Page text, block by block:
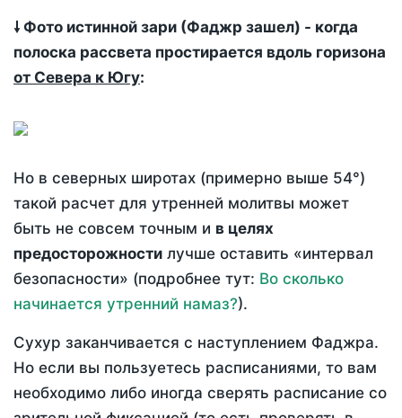
🠗 Фото истинной зари (Фаджр зашел) - когда
полоска рассвета простирается вдоль горизона
от Севера к Югу:
Но в северных широтах (примерно выше 54°)
такой расчет для утренней молитвы может
быть не совсем точным и в целях
предосторожности лучше оставить «интервал
безопасности» (подробнее тут: Во сколько
начинается утренний намаз?).
Сухур заканчивается с наступлением Фаджра.
Но если вы пользуетесь расписаниями, то вам
необходимо либо иногда сверять расписание со